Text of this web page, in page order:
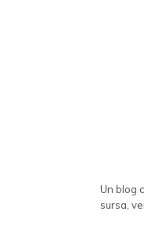
Un blog
sursa,